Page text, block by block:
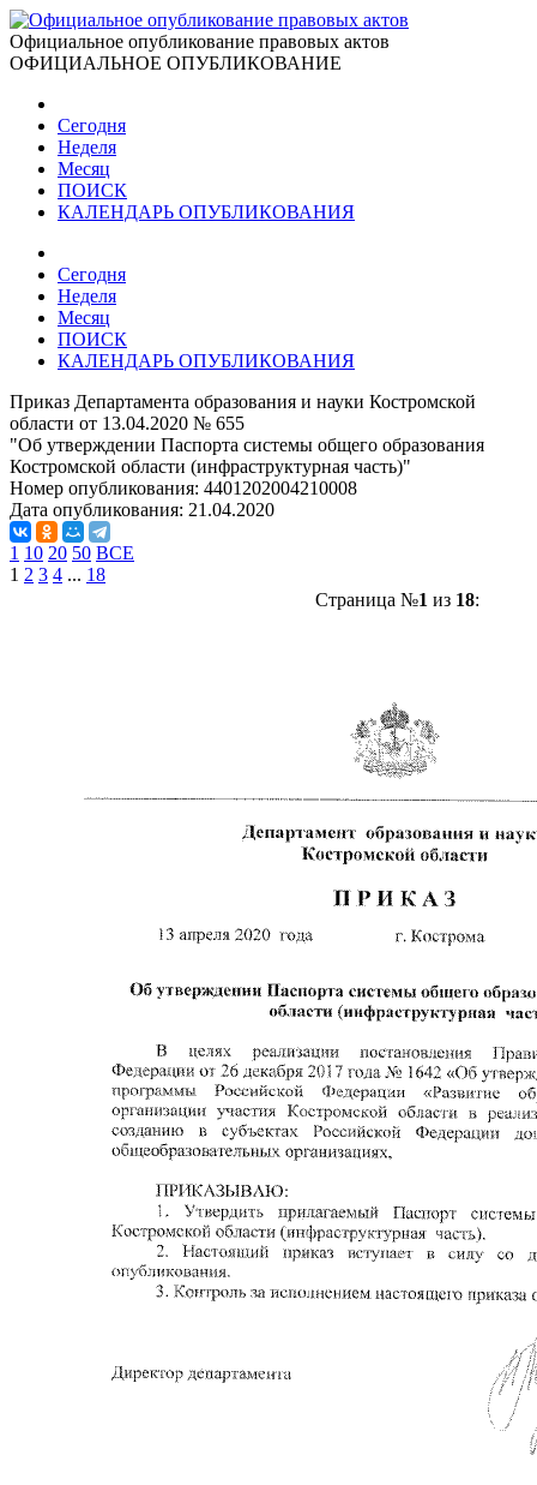
Официальное опубликование правовых актов
ОФИЦИАЛЬНОЕ ОПУБЛИКОВАНИЕ
Сегодня
Неделя
Месяц
ПОИСК
КАЛЕНДАРЬ ОПУБЛИКОВАНИЯ
Сегодня
Неделя
Месяц
ПОИСК
КАЛЕНДАРЬ ОПУБЛИКОВАНИЯ
Приказ Департамента образования и науки Костромской
области от 13.04.2020 № 655
"Об утверждении Паспорта системы общего образования
Костромской области (инфраструктурная часть)"
Номер опубликования: 4401202004210008
Дата опубликования: 21.04.2020
1 10 20 50 ВСЕ
1 2 3 4 ... 18
Страница №1 из 18: